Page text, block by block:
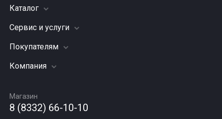
Каталог
Шины
Грузовые шины
Диски
Автомасла
Сервис и услуги
Заправка кондиционера
Подвеска (ходовая часть)
Шиномонтаж
Покупателям
Акции
Гарантии и возврат
Компания
Вакансии
Новости
Магазин
8 (8332) 66-10-10